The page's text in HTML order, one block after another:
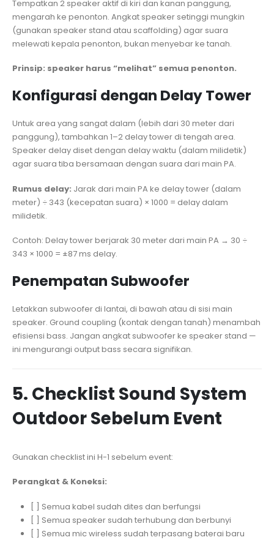
Tempatkan 2 speaker aktif di kiri dan kanan panggung,
mengarah ke penonton. Angkat speaker setinggi mungkin
(gunakan speaker stand atau scaffolding) agar suara
melewati kepala penonton, bukan menyebar ke tanah.
Prinsip: speaker harus “melihat” semua penonton.
Konfigurasi dengan Delay Tower
Untuk area yang sangat dalam (lebih dari 30 meter dari
panggung), tambahkan 1–2 delay tower di tengah area.
Speaker delay diset dengan delay waktu (dalam milidetik)
agar suara tiba bersamaan dengan suara dari main PA.
Rumus delay: Jarak dari main PA ke delay tower (dalam
meter) ÷ 343 (kecepatan suara) × 1000 = delay dalam
milidetik.
Contoh: Delay tower berjarak 30 meter dari main PA → 30 ÷
343 × 1000 = ±87 ms delay.
Penempatan Subwoofer
Letakkan subwoofer di lantai, di bawah atau di sisi main
speaker. Ground coupling (kontak dengan tanah) menambah
efisiensi bass. Jangan angkat subwoofer ke speaker stand —
ini mengurangi output bass secara signifikan.
5. Checklist Sound System
Outdoor Sebelum Event
Gunakan checklist ini H-1 sebelum event:
Perangkat & Koneksi:
[ ] Semua kabel sudah dites dan berfungsi
[ ] Semua speaker sudah terhubung dan berbunyi
[ ] Semua mic wireless sudah terpasang baterai baru